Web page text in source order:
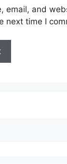
email, and
next time I